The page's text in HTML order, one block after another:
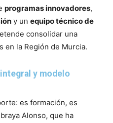
programas innovadores,
y un equipo técnico de
consolidar una
en la Región de Murcia.
y modelo
es formación, es
Alonso, que ha